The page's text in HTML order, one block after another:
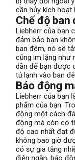
cần hủy kích hoạt
Chế độ ban
Liebherr của bạn
đảm bảo bạn
ban đêm, nó sẽ
cũng im lặng như
dần để bạn được
tủ lạnh vào ban
Báo động
Liebherr của bạn
phẩm của bạn.
động một cách
động mà còn có
độ cao nhất đạt
không bao giờ
có sự gia tăng
điện ngắn, báo